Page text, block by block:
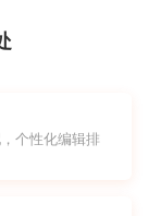
个性化编辑排